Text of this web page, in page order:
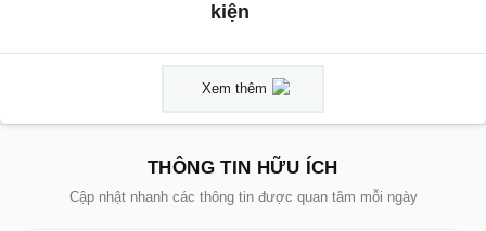
kiện
Xem thêm
THÔNG TIN HỮU ÍCH
Cập nhật nhanh các thông tin được quan tâm mỗi ngày